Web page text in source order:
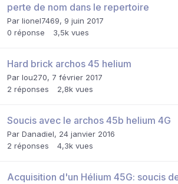
perte de nom dans le repertoire
Par lionel7469, 9 juin 2017
0 réponse 3,5k vues
Hard brick archos 45 helium
Par lou270, 7 février 2017
2 réponses 2,8k vues
Soucis avec le archos 45b helium 4G
Par Danadiel, 24 janvier 2016
2 réponses 4,3k vues
Acquisition d'un Hélium 45G: soucis